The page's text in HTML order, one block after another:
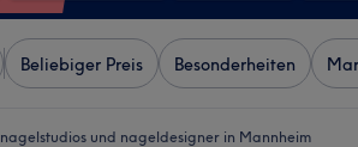
Beliebiger Preis Besonderheiten
nagelstudios und nageldesigner in Mannheim